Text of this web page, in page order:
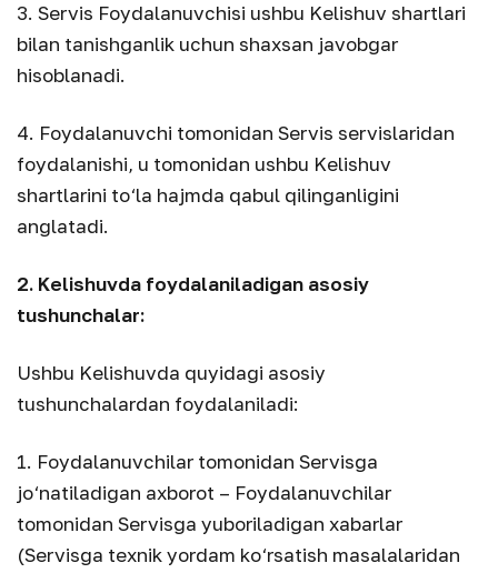
3. Servis Foydalanuvchisi ushbu Kelishuv shartlari
bilan tanishganlik uchun shaxsan javobgar
hisoblanadi.
4. Foydalanuvchi tomonidan Servis servislaridan
foydalanishi, u tomonidan ushbu Kelishuv
shartlarini to‘la hajmda qabul qilinganligini
anglatadi.
2. Kelishuvda foydalaniladigan asosiy
tushunchalar:
Ushbu Kelishuvda quyidagi asosiy
tushunchalardan foydalaniladi:
1. Foydalanuvchilar tomonidan Servisga
jo‘natiladigan axborot – Foydalanuvchilar
tomonidan Servisga yuboriladigan xabarlar
(Servisga texnik yordam ko‘rsatish masalalaridan